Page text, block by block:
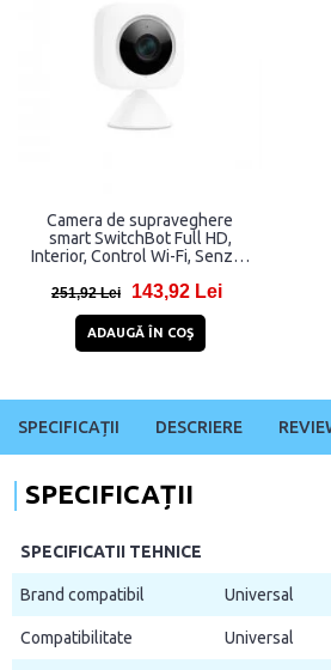
Camera de supraveghere
smart SwitchBot Full HD,
Interior, Control Wi-Fi, Senzor
251,92 Lei 143,92 Lei
ADAUGĂ ÎN COŞ
SPECIFICAȚII DESCRIERE
SPECIFICAȚII
SPECIFICATII TEHNICE
Brand compatibil Universal
Compatibilitate Universal